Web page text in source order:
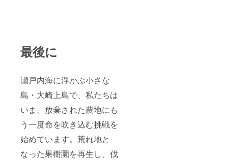
最後に
瀬戸内海に浮かぶ小さな
島・大崎上島で、私たちは
いま、放棄された農地にも
う一度命を吹き込む挑戦を
始めています。荒れ地と
なった果樹園を再生し、伐